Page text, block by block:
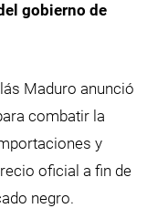
gobierno de
Maduro anunció
combatir la
y
oficial a fin de
negro.